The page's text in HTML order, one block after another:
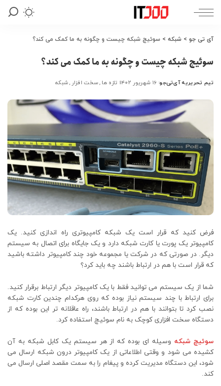
آی تی جو > شبکه > سوئیچ شبکه چیست و چگونه به ما کمک می کند؟
سوئیچ شبکه چیست و چگونه به ما کمک می کند؟
ارسال
توسط
تیم تحریریه آی‌تی‌جو ۱۶ شهریور ۱۴۰۲ تازه ها سخت افزار شبکه
فرض کنید که قرار است یک شبکه کامپیوتری راه اندازی کنید. یک
کامپیوتر یک پورت یا کارت شبکه دارد و یک جایگاه برای اتصال به سیستم
دیگر. در صورتی که در شرکت یا مجموعه خود چند کامپیوتر داشته باشید
که قرار است با هم در ارتباط باشند چه باید کرد؟
شما از یک سیستم می توانید فقط با یک کامپیوتر دیگر ارتباط برقرار کنید.
برای ارتباط با چند سیستم نیاز بوده که روی هرکدام چندین کارت شبکه
نصب کرد تا بتوانند با هم در ارتباط باشند، راه عاقلانه تر این بوده که از
دستگاه سخت افزاری کوچک به نام سوئیچ استفاده کرد.
سوئیچ شبکه وسیله ای بوده که از هر سیستم یک کابل شبکه به آن
کشیده می شود و وقتی اطلاعاتی از یک کامپیوتر درون شبکه ارسال می
شود، این دستگاه مدیریت کرده و پیغام را به سمت مقصد اصلی ارسال می
کند.